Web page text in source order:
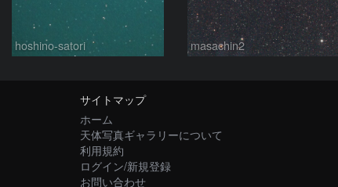
hoshino-satori masachin2
サイトマップ
ホーム
天体写真ギャラリーについて
利用規約
ログイン/新規登録
お問い合わせ